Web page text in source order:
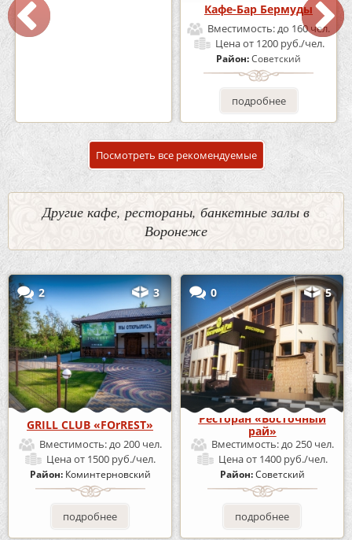
Кафе «Шишка»
Вместимость:
Кафе-Бар Бермуды
Вместимость:до 160 чел.
Ценаот 1200 руб./чел.
Район:Советский
подробнее
Посмотреть все рекомендуемые
Другие кафе, рестораны, банкетные залы в
Воронеже
2 3
GRILL CLUB «FOrREST»
Вместимость:до 200 чел.
Ценаот 1500 руб./чел.
Район: Коминтерновский
подробнее
0 5
Ресторан «Восточный
рай»
Вместимость:до 250 чел.
Ценаот 1400 руб./чел.
Район:Советский
подробнее